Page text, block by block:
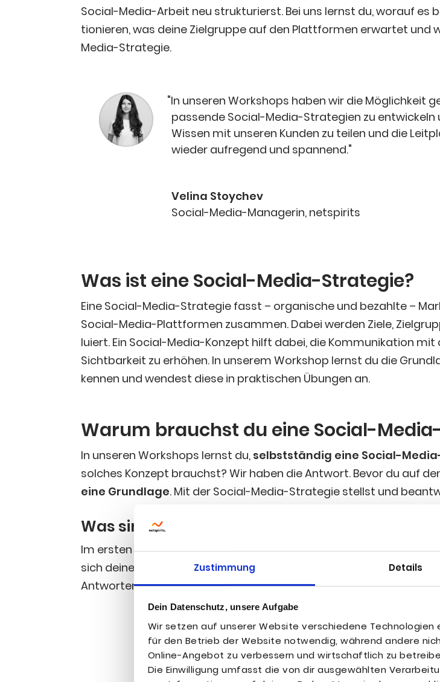
Zustimmung Details
Dein Datenschutz, unsere Aufgabe
Wir setzen auf unserer Website verschiedene Technologien
für den Betrieb der Website notwendig, während andere
Online-Angebot zu verbessern und wirtschaftlich zu
Die Einwilligung umfasst die von dir ausgewählten
Social-Media-Arbeit neu struk­tu­rierst. Bei uns lernst du, wor­auf
tio­nie­ren, was dei­ne Ziel­grup­pe auf den Platt­for­men erwar­tet und
Media-Strategie.
"In unse­ren Work­shops haben wir die Mög­lich­keit
pas­sen­de Social-Media-Stra­te­gien zu
Wis­sen mit unse­ren Kun­den zu tei­len und die
wie­der auf­re­gend und spannend."
Veli­na Stoychev
Social-Media-Mana­ge­rin, netspirits
Was ist eine Social-Media-Strategie?
Eine Social-Media-Stra­te­gie fasst – orga­ni­sche und bezahl­te –
Social-Media-Platt­for­men zusam­men. Dabei wer­den Zie­le,
lu­iert. Ein Social-Media-Kon­zept hilft dabei, die Kom­mu­ni­ka­ti­on
Sicht­bar­keit zu erhö­hen. In unse­rem Work­shop lernst du die
ken­nen und wen­dest die­se in prak­ti­schen Übun­gen an.
War­um brauchst du eine Social-
In unse­ren Work­shops lernst du, selbst­stän­dig eine Social-
sol­ches Kon­zept brauchst? Wir haben die Ant­wort. Bevor du auf
eine Grund­la­ge. Mit der Social-Media-Stra­te­gie stellst und
Was sind dei­ne Ziele?
Im ers­ten Schritt defi­nierst du dei­ne Zie­le: Die­se füh­ren im bes­ten
sich dei­ne Ziel­grup­pe mit dei­ner Mar­ke iden­ti­fi­ziert. Für die
Ant­wor­ten dir als Rah­men dienen.